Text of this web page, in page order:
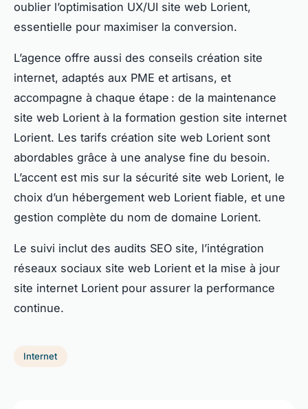
oublier l’optimisation UX/UI site web Lorient,
essentielle pour maximiser la conversion.
L’agence offre aussi des conseils création site
internet, adaptés aux PME et artisans, et
accompagne à chaque étape : de la maintenance
site web Lorient à la formation gestion site internet
Lorient. Les tarifs création site web Lorient sont
abordables grâce à une analyse fine du besoin.
L’accent est mis sur la sécurité site web Lorient, le
choix d’un hébergement web Lorient fiable, et une
gestion complète du nom de domaine Lorient.
Le suivi inclut des audits SEO site, l’intégration
réseaux sociaux site web Lorient et la mise à jour
site internet Lorient pour assurer la performance
continue.
Internet